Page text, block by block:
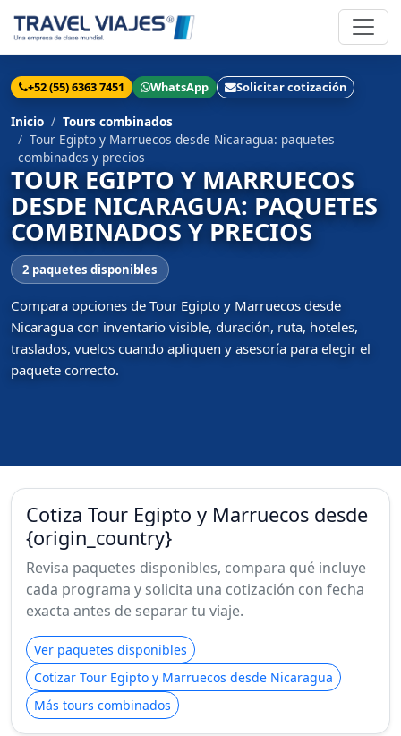
+52 (55) 6363 7451 WhatsApp Solicitar cotización
Inicio
Tours combinados
Tour Egipto y Marruecos desde Nicaragua: paquetes
combinados y precios
TOUR EGIPTO Y MARRUECOS
DESDE NICARAGUA: PAQUETES
COMBINADOS Y PRECIOS
2 paquetes disponibles
Compara opciones de Tour Egipto y Marruecos desde
Nicaragua con inventario visible, duración, ruta, hoteles,
traslados, vuelos cuando apliquen y asesoría para elegir el
paquete correcto.
Cotiza Tour Egipto y Marruecos desde
{origin_country}
Revisa paquetes disponibles, compara qué incluye
cada programa y solicita una cotización con fecha
exacta antes de separar tu viaje.
Ver paquetes disponibles
Cotizar Tour Egipto y Marruecos desde Nicaragua
Más tours combinados